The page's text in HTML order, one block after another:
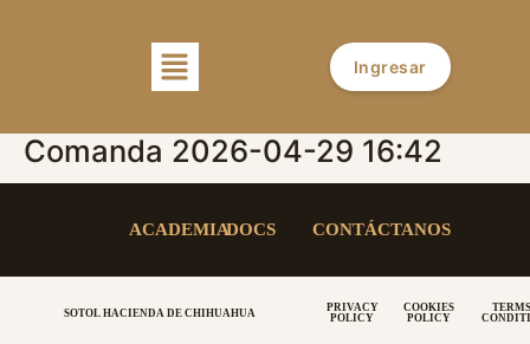
Ingresar
Comanda 2026-04-29 16:42
ACADEMIADOCS CONTÁCTANOS
SOTOL HACIENDA DE CHIHUAHUA
PRIVACY
POLICY
COOKIES
POLICY